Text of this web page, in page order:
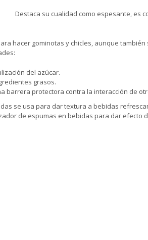
Destaca su cualidad como espesante, es
hacer gominotas y chicles, aunque
del azúcar.
grasos.
barrera protectora contra la interacción de
se usa para dar textura a bebidas
de espumas en bebidas para dar efecto